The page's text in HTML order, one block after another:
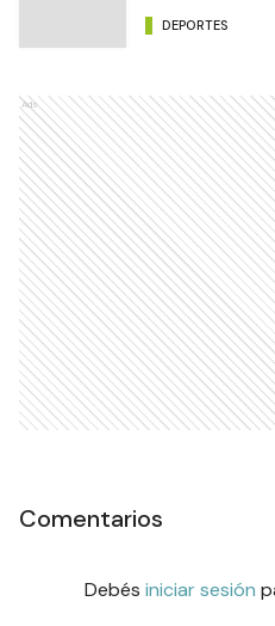
DEPORTES
Ads
Comentarios
Debés iniciar sesión